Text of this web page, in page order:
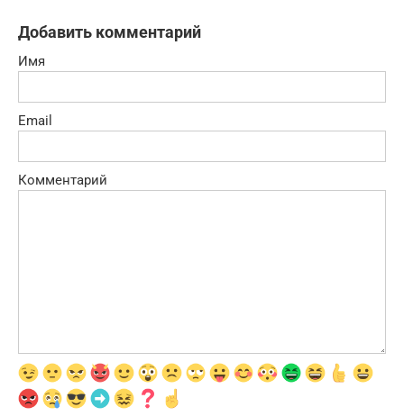
Добавить комментарий
Имя
Email
Комментарий